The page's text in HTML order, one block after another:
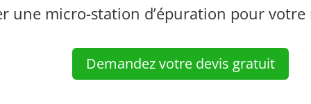
une micro-station d’épuration pour
Demandez votre devis gratuit